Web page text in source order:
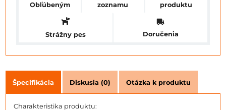
Obľúbeným
zoznamu
produktu
Strážny pes Doručenia
Špecifikácia Diskusia (0) Otázka k produktu
Charakteristika produktu: